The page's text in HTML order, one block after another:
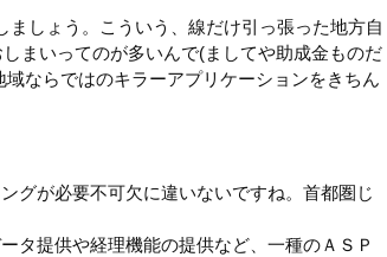
しょう。こういう、線だけ引っ張った地方自
まいってのが多いんで(ましてや助成金ものだ
ならではのキラーアプリケーションをきちん
グが必要不可欠に違いないですね。首都圏じ
タ提供や経理機能の提供など、一種のＡＳＰ